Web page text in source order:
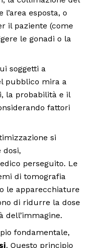
esposta, o
il paziente (come
le gonadi o la
soggetti a
pubblico mira a
la probabilità e il
fattori
si
dosi,
perseguito. Le
di tomografia
le apparecchiature
di ridurre la dose
dell’immagine.
fondamentale,
. Questo principio